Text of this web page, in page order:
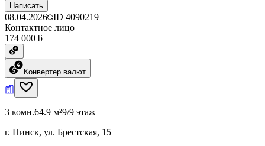
Написать
08.04.2026 ID 4090219
Контактное лицо
174 000 ƃ
Конвертер валют
3 комн.64.9 м²9/9 этаж
г. Пинск, ул. Брестская, 15